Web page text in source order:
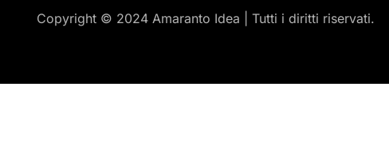
Copyright © 2024 Amaranto Idea | Tutti i diritti riservati.